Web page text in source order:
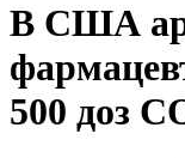
В США
500 доз